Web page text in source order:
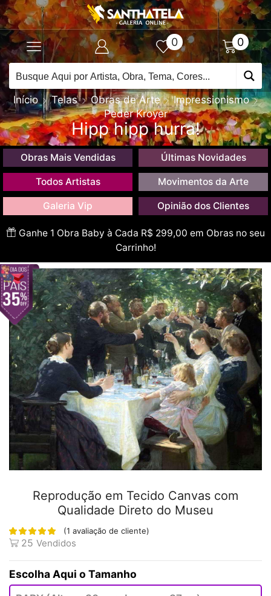
0 0
Início Telas Obras de Arte
Impressionismo
Peder Kroyer
Hipp hipp hurra!
Obras Mais Vendidas Últimas Novidades
Todos Artistas Movimentos da Arte
Galeria Vip Opinião dos Clientes
Ganhe 1 Obra Baby à Cada R$ 299,00 em Obras no seu
Carrinho!
Reprodução em Tecido Canvas com
Qualidade Direto do Museu
(1 avaliação de cliente)
25 Vendidos
Tamanho